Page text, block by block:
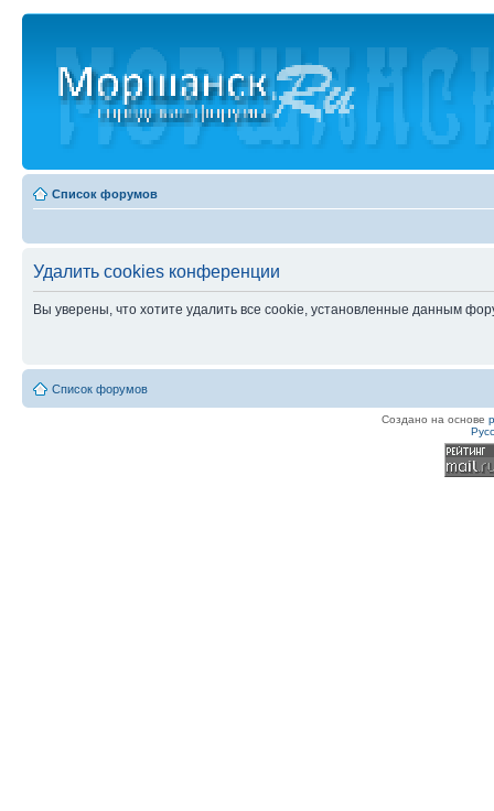
Список форумов
Удалить cookies конференции
Вы уверены, что хотите удалить все cookie, установленные данным
Список форумов
Создано на основе